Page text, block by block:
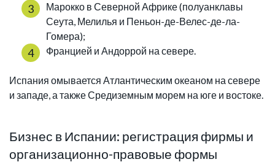
Марокко в Северной Африке (полуанклавы
Сеута, Мелилья и Пеньон-де-Велес-де-ла-
Гомера);
Францией и Андоррой на севере.
Испания омывается Атлантическим океаном на севере
и западе, а также Средиземным морем на юге и востоке.
Бизнес в Испании: регистрация фирмы и
организационно-правовые формы